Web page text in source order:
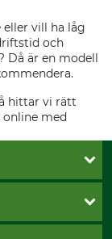
vill ha låg
och
Då är en modell
hittar vi rätt
med